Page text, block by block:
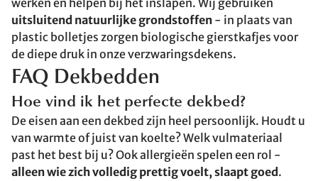
werken en helpen bij het inslapen. Wij gebruiken
uitsluitend natuurlijke grondstoffen - in plaats van
plastic bolletjes zorgen biologische gierstkafjes voor
de diepe druk in onze verzwaringsdekens.
FAQ Dekbedden
Hoe vind ik het perfecte dekbed?
De eisen aan een dekbed zijn heel persoonlijk. Houdt u
van warmte of juist van koelte? Welk vulmateriaal
past het best bij u? Ook allergieën spelen een rol -
alleen wie zich volledig prettig voelt, slaapt goed .